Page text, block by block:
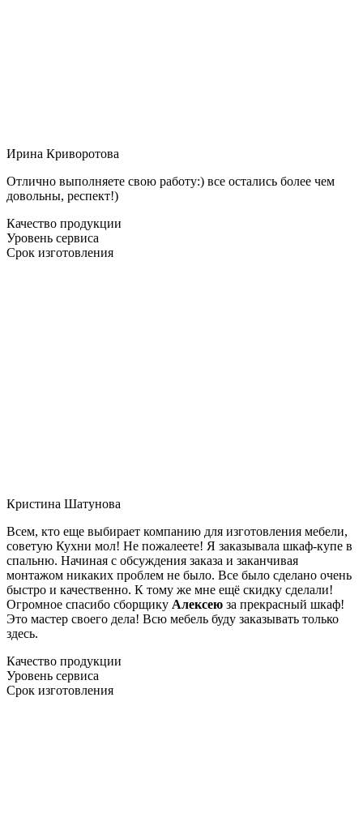
Ирина Криворотова
Отлично выполняете свою работу:) все остались более чем
довольны, респект!)
Качество продукции
Уровень сервиса
Срок изготовления
Кристина Шатунова
Всем, кто еще выбирает компанию для изготовления мебели,
советую Кухни мол! Не пожалеете! Я заказывала шкаф-купе в
спальню. Начиная с обсуждения заказа и заканчивая
монтажом никаких проблем не было. Все было сделано очень
быстро и качественно. К тому же мне ещё скидку сделали!
Огромное спасибо сборщику Алексею за прекрасный шкаф!
Это мастер своего дела! Всю мебель буду заказывать только
здесь.
Качество продукции
Уровень сервиса
Срок изготовления